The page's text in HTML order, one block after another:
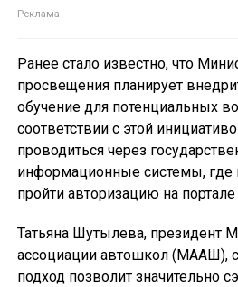
Ранее стало известно, что
просвещения планирует
обучение для потенциальных
соответствии с этой
проводиться через
информационные системы, где
пройти авторизацию на портале
Татьяна Шутылева, президент
ассоциации автошкол (МААШ),
подход позволит значительно